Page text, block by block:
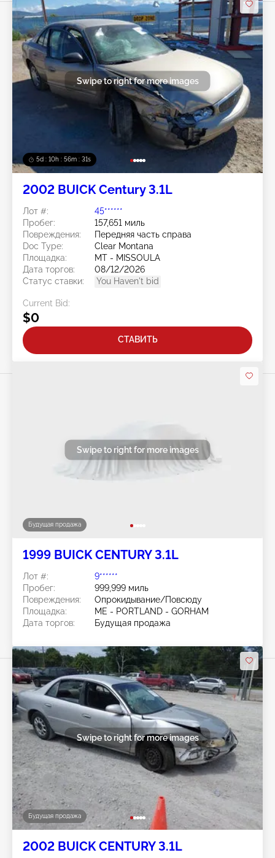
5d : 10h : 56m : 28s
Swipe to right for more images
2002 BUICK Century 3.1L
Лот #:
45******
Пробег:
157,651 миль
Повреждения:
Передняя часть справа
Doc Type:
Clear Montana
Площадка:
MT - MISSOULA
Дата торгов:
08/12/2026
Статус ставки:
You Haven't bid
Current Bid:
$0
СТАВИТЬ
Будущая продажа
Swipe to right for more images
1999 BUICK CENTURY 3.1L
Лот #:
9******
Пробег:
999,999 миль
Повреждения:
Опрокидывание/Повсюду
Площадка:
ME - PORTLAND - GORHAM
Дата торгов:
Будущая продажа
Будущая продажа
Swipe to right for more images
2002 BUICK CENTURY 3.1L